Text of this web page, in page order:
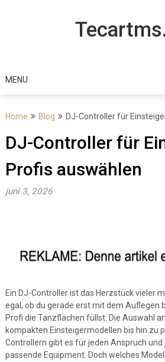
MENU
Home Blog DJ-Controller für
DJ-Controller für
Profis auswählen
juni 3, 2026
Ein DJ-Controller ist das Herzstück vieler
egal, ob du gerade erst mit dem Auflegen
Profi die Tanzflächen füllst. Die Auswahl
kompakten Einsteigermodellen bis hin zu
Controllern gibt es für jeden Anspruch und
passende Equipment. Doch welches